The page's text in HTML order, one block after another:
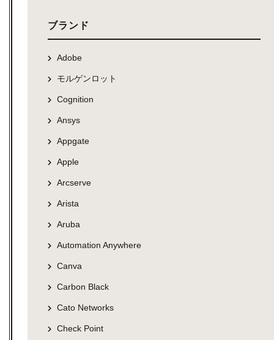
ブランド
Adobe
モルゲンロット
Cognition
Ansys
Appgate
Apple
Arcserve
Arista
Aruba
Automation Anywhere
Canva
Carbon Black
Cato Networks
Check Point